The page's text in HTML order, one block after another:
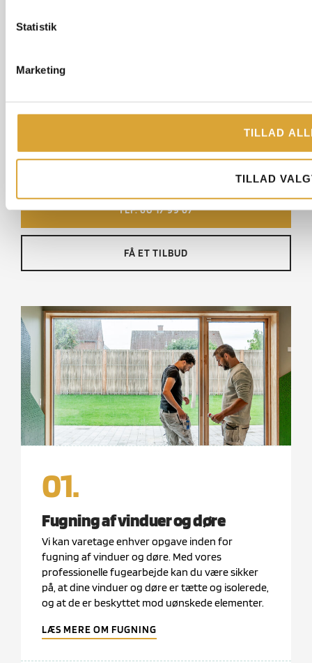
Statistik
Marketing
TILLAD
TILLAD
Samlet karakter på Anmeld Håndværker: 5.0
TLF. 60 17 99 67
FÅ ET TILBUD
01.
Fugning af vinduer og døre
Vi kan varetage enhver opgave inden for
fugning af vinduer og døre. Med vores
professionelle fugearbejde kan du være sikker
på, at dine vinduer og døre er tætte og isolerede,
og at de er beskyttet mod uønskede elementer.
LÆS MERE OM FUGNING